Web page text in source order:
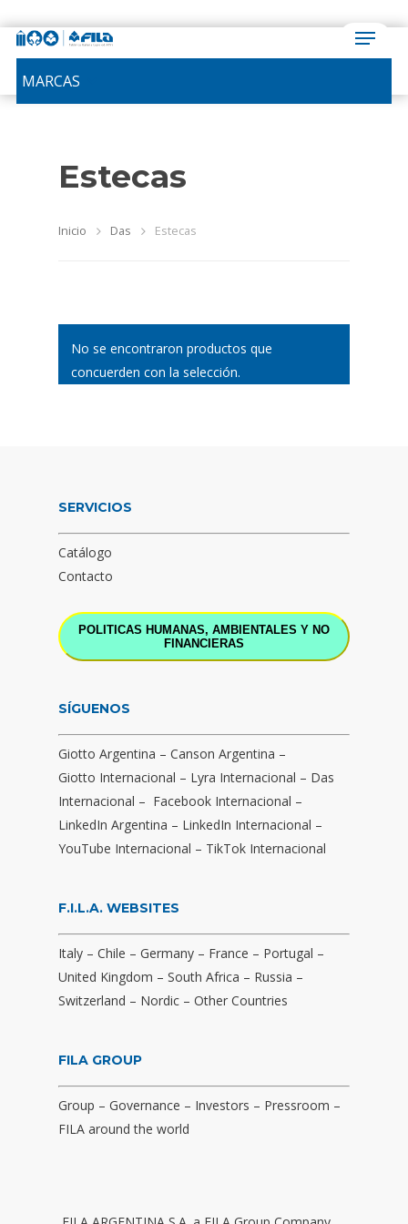
MARCAS
Estecas
Inicio Das Estecas
No se encontraron productos que
concuerden con la selección.
SERVICIOS
Catálogo
Contacto
POLITICAS HUMANAS, AMBIENTALES Y NO
FINANCIERAS
SÍGUENOS
Giotto Argentina – Canson Argentina –
Giotto Internacional – Lyra Internacional – Das
Internacional – Facebook Internacional –
LinkedIn Argentina – LinkedIn Internacional –
YouTube Internacional – TikTok Internacional
F.I.L.A. WEBSITES
Italy – Chile – Germany – France – Portugal –
United Kingdom – South Africa – Russia –
Switzerland – Nordic – Other Countries
FILA GROUP
Group – Governance – Investors – Pressroom –
FILA around the world